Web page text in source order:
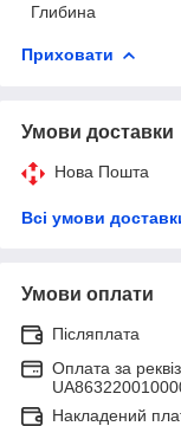
Глибина
Приховати
Умови доставки
Нова Пошта
Всі умови
Умови оплати
Післяплата
Оплата за
Накладений